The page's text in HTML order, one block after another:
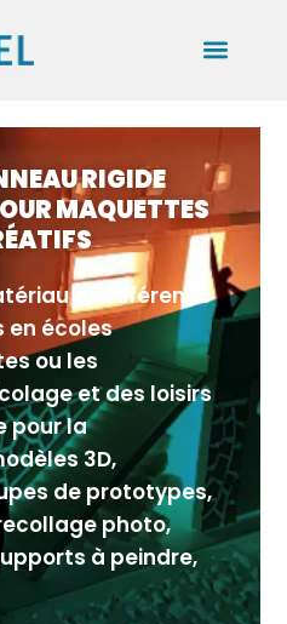
RIGIDE
MAQUETTES
de référence
en écoles
ou les
et des loisirs
pour la
3D,
de prototypes,
photo,
à peindre,